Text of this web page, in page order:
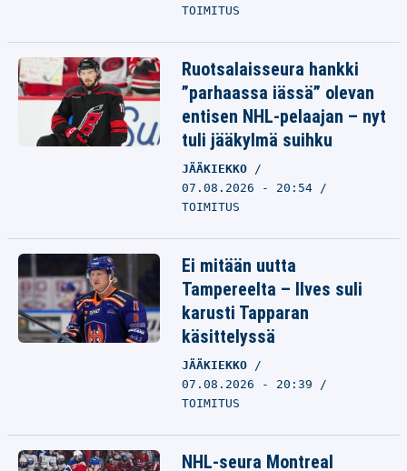
TOIMITUS
Ruotsalaisseura hankki
”parhaassa iässä” olevan
entisen NHL-pelaajan – nyt
tuli jääkylmä suihku
JÄÄKIEKKO
07.08.2026 - 20:54
TOIMITUS
Ei mitään uutta
Tampereelta – Ilves suli
karusti Tapparan
käsittelyssä
JÄÄKIEKKO
07.08.2026 - 20:39
TOIMITUS
NHL-seura Montreal